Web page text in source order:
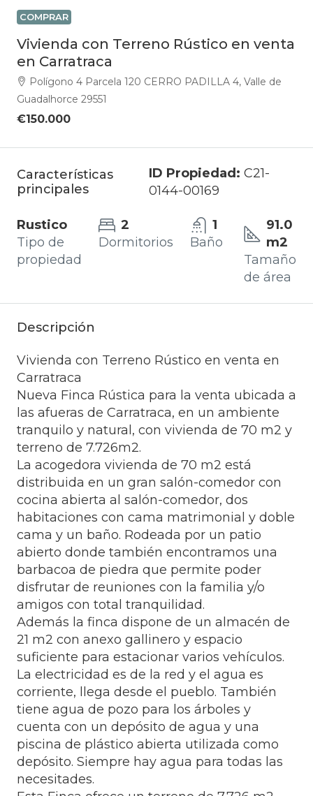
COMPRAR
Vivienda con Terreno Rústico en venta
en Carratraca
Polígono 4 Parcela 120 CERRO PADILLA 4, Valle de
Guadalhorce 29551
€150.000
Características
principales
ID Propiedad: C21-
0144-00169
Rustico
Tipo de
propiedad
2
Dormitorios
1
Baño
91.0
m2
Tamaño
de área
Descripción
Vivienda con Terreno Rústico en venta en
Carratraca
Nueva Finca Rústica para la venta ubicada a
las afueras de Carratraca, en un ambiente
tranquilo y natural, con vivienda de 70 m2 y
terreno de 7.726m2.
La acogedora vivienda de 70 m2 está
distribuida en un gran salón-comedor con
cocina abierta al salón-comedor, dos
habitaciones con cama matrimonial y doble
cama y un baño. Rodeada por un patio
abierto donde también encontramos una
barbacoa de piedra que permite poder
disfrutar de reuniones con la familia y/o
amigos con total tranquilidad.
Además la finca dispone de un almacén de
21 m2 con anexo gallinero y espacio
suficiente para estacionar varios vehículos.
La electricidad es de la red y el agua es
corriente, llega desde el pueblo. También
tiene agua de pozo para los árboles y
cuenta con un depósito de agua y una
piscina de plástico abierta utilizada como
depósito. Siempre hay agua para todas las
necesitades.